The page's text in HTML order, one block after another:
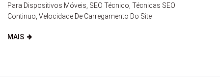
Para Dispositivos Móveis SEO Técnico Técnicas SEO
Continuo Velocidade De Carregamento Do Site
MAIS